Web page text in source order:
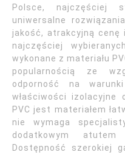
Polsce, najczęściej
uniwersalne
jakość, atrakcyjną cenę
najczęściej
wykonane z materiału
popularnością ze
odporność na
właściwości izolacyjne
PVC jest materiałem
nie wymaga
dodatkowym
Dostępność szerokiej